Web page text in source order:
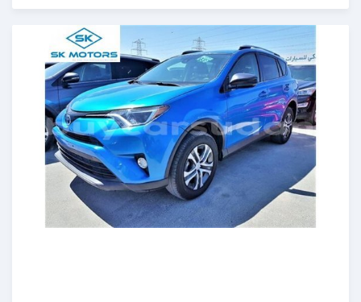
Publié il y a presque 6 ans